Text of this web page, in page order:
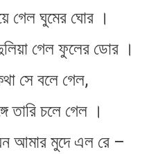
ঘুমের ঘোর ।
গেল ফুলের ডোর ।
সে বলে গেল,
তারি চলে গেল ।
আমার মুদে এল রে –